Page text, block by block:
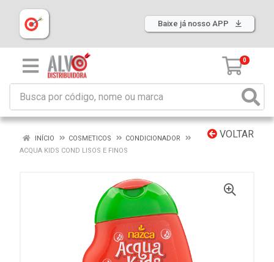
Baixe já nosso APP
0
VOLTAR
INÍCIO COSMETICOS
CONDICIONADOR
ACQUA KIDS COND LISOS E FINOS